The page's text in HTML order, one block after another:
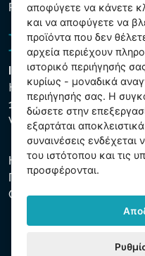
Ρυθμίσεις cookies
Intex Trading, s.r.o.
Hradecká 2526/3
130 00 Praha 3
Vinohrady - Česká
Η εταιρεία είναι
Πράγας, μέρος C, αύξ.
CZ26150808.
αποφύγετε να κάνετε
και να αποφύγετε να
προϊόντα που δεν
αρχεία περιέχουν
ιστορικό περιήγησής
κυρίως - μοναδικά
περιήγησής σας. Η
δώσετε στην
εξαρτάται
συναινέσεις ενδέχεται
του ιστότοπου και τις
προσφέρονται.